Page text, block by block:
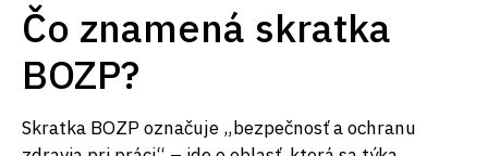
Čo znamená skratka
BOZP?
Skratka BOZP označuje „bezpečnosť a ochranu